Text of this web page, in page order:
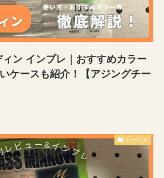
ン インプレ｜おすすめカラー
ケースも紹介！【アジングチー
シーバス